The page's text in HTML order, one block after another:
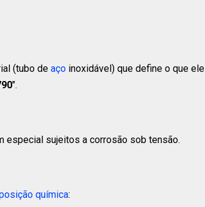
(tubo de aço inoxidável) que define o que ele
".
especial sujeitos a corrosão sob tensão.
química: